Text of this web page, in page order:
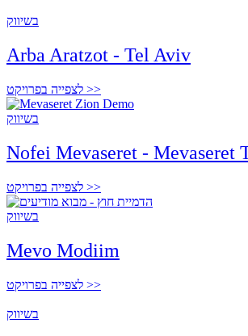
בשיווק
Arba Aratzot - Tel Aviv
לצפייה בפרויקט >>
בשיווק
Nofei Mevaseret - Mevaseret
לצפייה בפרויקט >>
בשיווק
Mevo Modiim
לצפייה בפרויקט >>
בשיווק